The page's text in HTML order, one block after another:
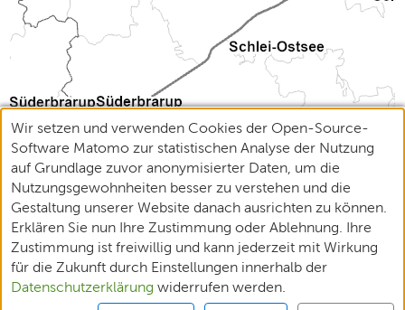
Wir setzen und verwenden Cookies der Open-Source-
Software Matomo zur statistischen Analyse der Nutzung
auf Grundlage zuvor anonymisierter Daten, um die
Nutzungsgewohnheiten besser zu verstehen und die
Gestaltung unserer Website danach ausrichten zu können.
Erklären Sie nun Ihre Zustimmung oder Ablehnung. Ihre
Zustimmung ist freiwillig und kann jederzeit mit Wirkung
für die Zukunft durch Einstellungen innerhalb der
Datenschutzerklärung widerrufen werden.